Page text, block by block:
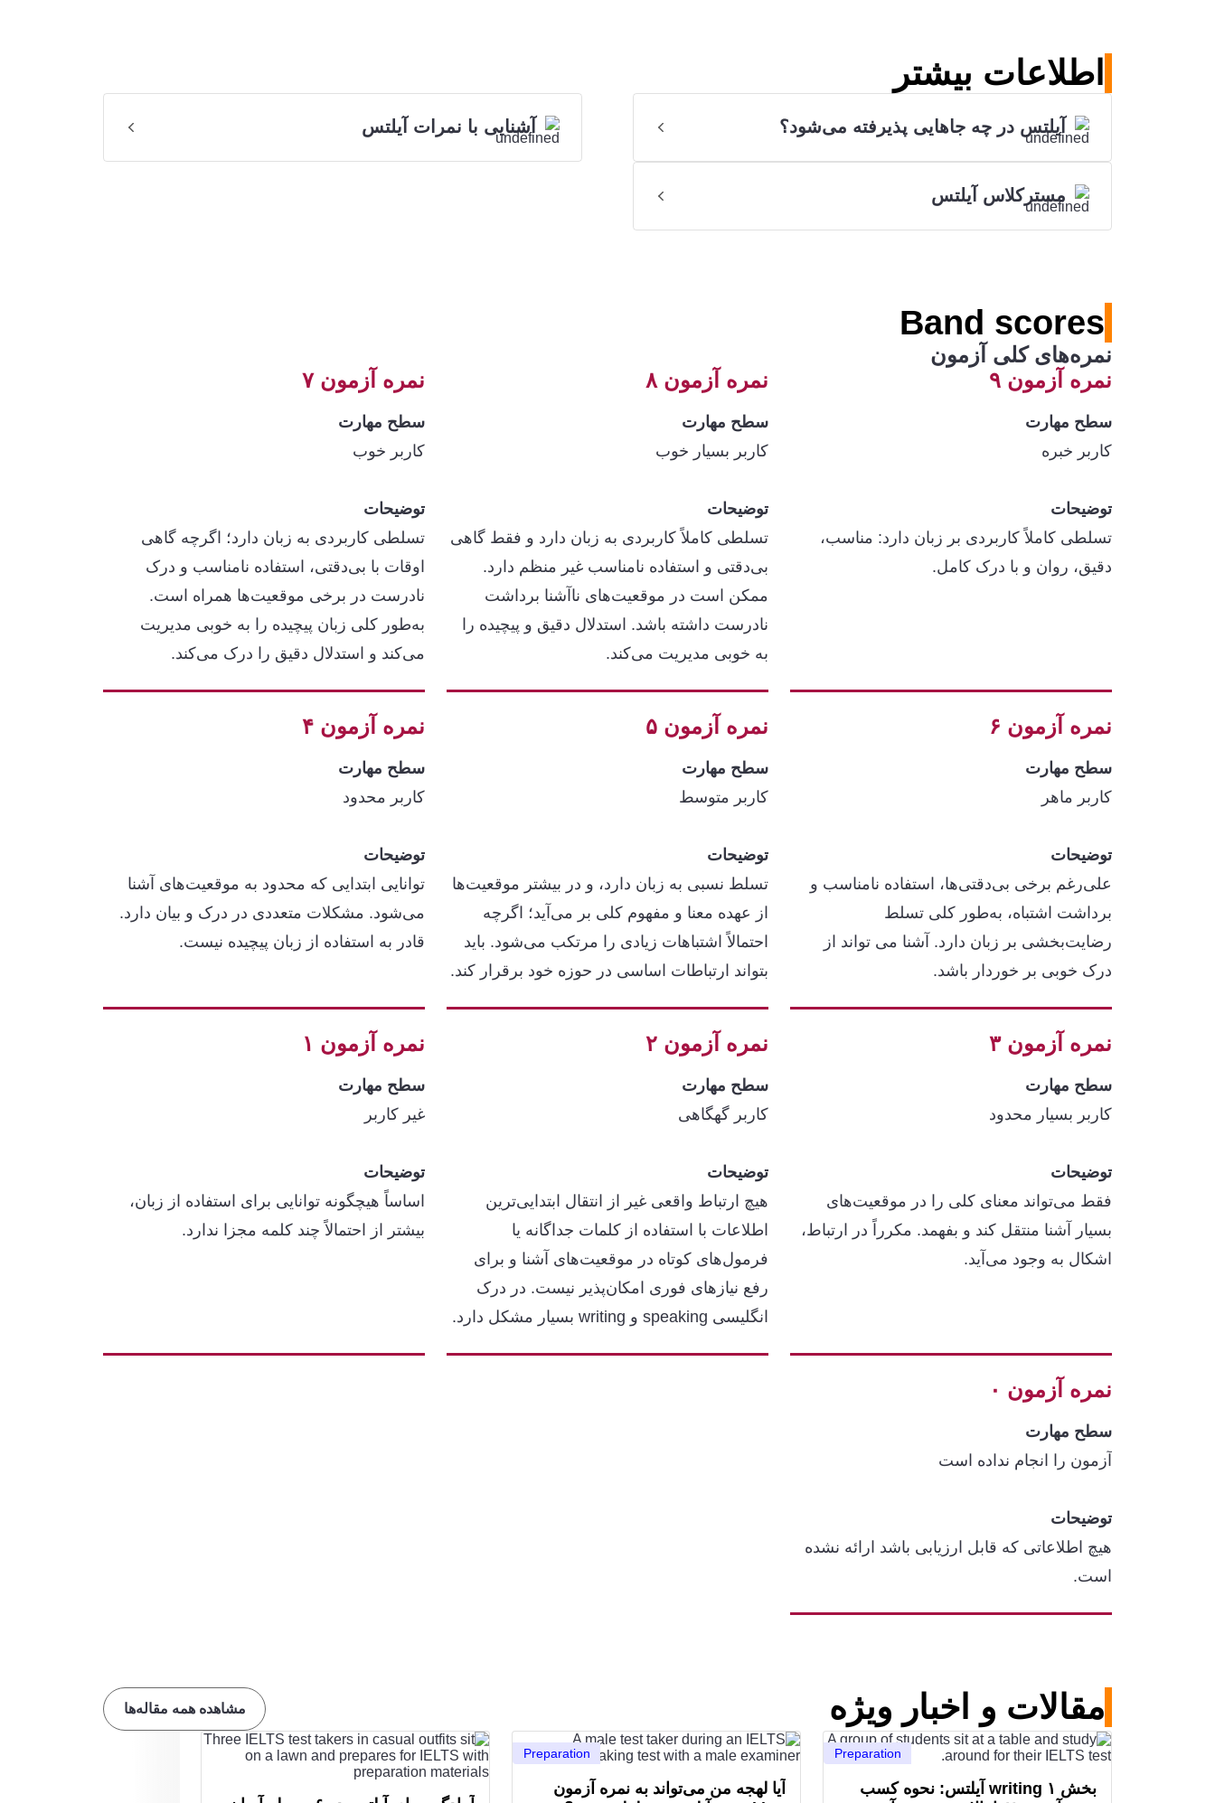
اطلاعات بیشتر
آیلتس در چه جاهایی پذیرفته می‌شود؟ آشنایی با نمرات آیلتس
مسترکلاس آیلتس
Band scores
نمره‌های کلی آزمون
نمره آزمون ۹
سطح مهارت
کاربر خبره
توضیحات
تسلطی کاملاً کاربردی بر زبان دارد: مناسب،
دقیق، روان و با درک کامل.
نمره آزمون ۸
سطح مهارت
کاربر بسیار خوب
توضیحات
تسلطی کاملاً‌ کاربردی به زبان دارد و فقط گاهی
بی‌دقتی و استفاده نامناسب غیر منظم دارد.
ممکن است در موقعیت‌های ناآشنا برداشت
نادرست داشته باشد. استدلال‌ دقیق و پیچیده را
به خوبی مدیریت می‌کند.
نمره آزمون ۷
سطح مهارت
کاربر خوب
توضیحات
تسلطی کاربردی به زبان دارد؛ اگرچه گاهی
اوقات با بی‌دقتی، استفاده نامناسب و درک
نادرست در برخی موقعیت‌ها همراه است.
به‌طور کلی زبان پیچیده را به خوبی مدیریت
می‌کند و استدلال دقیق را درک می‌کند.
نمره آزمون ۶
سطح مهارت
کاربر ماهر
توضیحات
علی‌رغم برخی بی‌دقتی‌ها، استفاده نامناسب و
برداشت اشتباه، به‌طور کلی تسلط
رضایت‌بخشی بر زبان دارد. آشنا می تواند از
درک خوبی بر خوردار باشد.
نمره آزمون ۵
سطح مهارت
کاربر متوسط
توضیحات
تسلط نسبی به زبان دارد، و در بیشتر موقعیت‌ها
از عهده معنا و مفهوم کلی بر می‌آید؛ اگرچه
احتمالاً اشتباهات زیادی را مرتکب می‌شود. باید
بتواند ارتباطات اساسی در حوزه خود برقرار کند.
نمره آزمون ۴
سطح مهارت
کاربر محدود
توضیحات
توانایی ابتدایی که محدود به موقعیت‌های آشنا
می‌شود. مشکلات متعددی در درک و بیان دارد.
قادر به استفاده از زبان پیچیده نیست.
نمره آزمون ۳
سطح مهارت
کاربر بسیار محدود
توضیحات
فقط می‌تواند معنای کلی را در موقعیت‌های
بسیار آشنا منتقل کند و بفهمد. مکرراً در ارتباط،
اشکال به وجود می‌آید.
نمره آزمون ۲
سطح مهارت
کاربر گهگاهی
توضیحات
هیچ ارتباط واقعی غیر از انتقال ابتدایی‌ترین
اطلاعات با استفاده از کلمات جداگانه یا
فرمول‌های کوتاه در موقعیت‌های آشنا و برای
رفع نیازهای فوری امکان‌پذیر نیست. در درک
انگلیسی speaking و writing بسیار مشکل دارد.
نمره آزمون ۱
سطح مهارت
غیر کاربر
توضیحات
اساساً هیچگونه توانایی برای استفاده از زبان،
بیشتر از احتمالاً چند کلمه مجزا ندارد.
نمره آزمون ۰
سطح مهارت
آزمون را انجام نداده است
توضیحات
هیچ اطلاعاتی که قابل ارزیابی باشد ارائه نشده
است.
مقالات و اخبار ویژه مشاهده همه مقاله‌ها
Preparation
بخش writing ۱ آیلتس: نحوه کسب
Preparation
آیا لهجه من می‌تواند به نمره آزمون